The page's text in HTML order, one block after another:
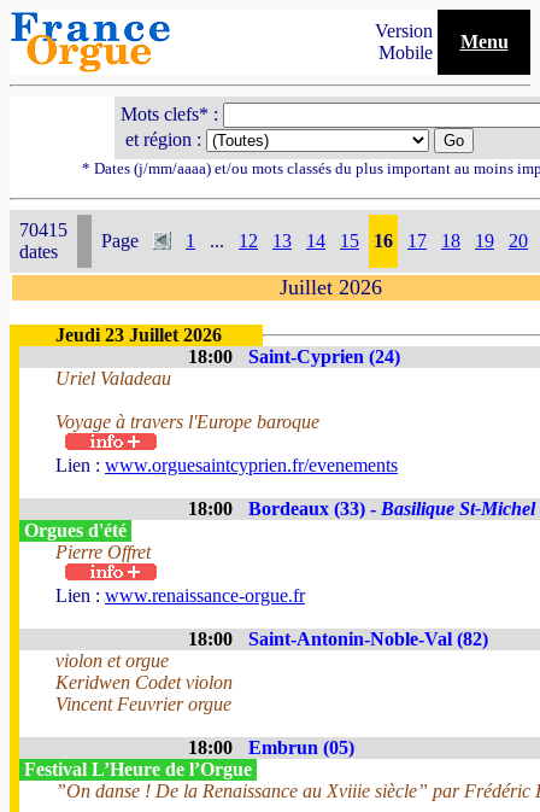
Version
Mobile
Menu
Mots clefs* :
et région :
* Dates (j/mm/aaaa) et/ou mots classés du plus important au moins
70415
dates
Page 1 ... 12 13 14 15 16 17 18 19 20
Juillet 2026
Jeudi 23 Juillet 2026
18:00
Saint-Cyprien (24)
Uriel Valadeau
Voyage à travers l'Europe baroque
Lien : www.orguesaintcyprien.fr/evenements
18:00 Bordeaux (33) - Basilique St-Michel
Orgues d'été
Pierre Offret
Lien : www.renaissance-orgue.fr
18:00
Saint-Antonin-Noble-Val (82)
violon et orgue
Keridwen Codet violon
Vincent Feuvrier orgue
18:00
Embrun (05)
Festival L’Heure de l’Orgue
”On danse ! De la Renaissance au Xviiie siècle” par Frédéric